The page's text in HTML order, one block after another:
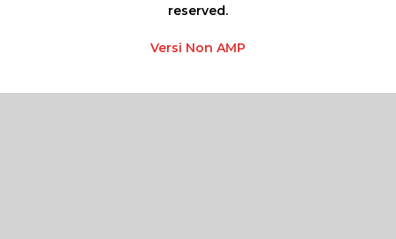
reserved.
Versi Non AMP